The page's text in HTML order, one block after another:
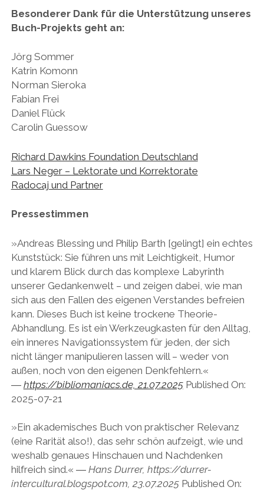
Besonderer Dank für die Unterstützung unseres
Buch-Projekts geht an:
Jörg Sommer
Katrin Komonn
Norman Sieroka
Fabian Frei
Daniel Flück
Carolin Guessow
Richard Dawkins Foundation Deutschland
Lars Neger – Lektorate und Korrektorate
Radocaj und Partner
Pressestimmen
»Andreas Blessing und Philip Barth [gelingt] ein echtes
Kunststück: Sie führen uns mit Leichtigkeit, Humor
und klarem Blick durch das komplexe Labyrinth
unserer Gedankenwelt – und zeigen dabei, wie man
sich aus den Fallen des eigenen Verstandes befreien
kann. Dieses Buch ist keine trockene Theorie-
Abhandlung. Es ist ein Werkzeugkasten für den Alltag,
ein inneres Navigationssystem für jeden, der sich
nicht länger manipulieren lassen will – weder von
außen, noch von den eigenen Denkfehlern.«
― https://bibliomaniacs.de, 21.07.2025Published On:
2025-07-21
»Ein akademisches Buch von praktischer Relevanz
(eine Rarität also!), das sehr schön aufzeigt, wie und
weshalb genaues Hinschauen und Nachdenken
hilfreich sind.« ― Hans Durrer, https://durrer-
intercultural.blogspot.com, 23.07.2025Published On: